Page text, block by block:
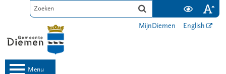
MijnDiemen English
menu